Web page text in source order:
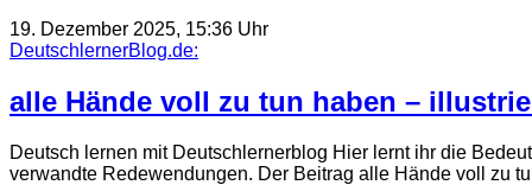
19. Dezember 2025, 15:36 Uhr
DeutschlernerBlog.de:
alle Hände voll zu tun haben –
Deutsch lernen mit Deutschlernerblog Hier lernt ihr die
verwandte Redewendungen. Der Beitrag alle Hände voll zu